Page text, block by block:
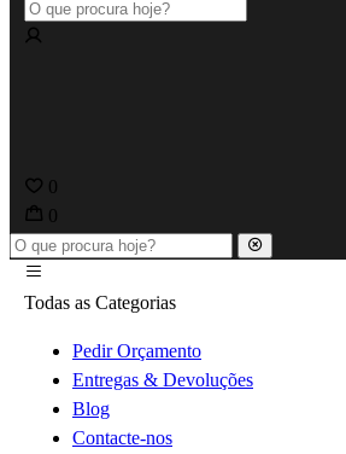
0
0
Todas as Categorias
Pedir Orçamento
Entregas & Devoluções
Blog
Contacte-nos